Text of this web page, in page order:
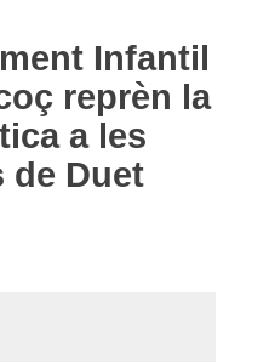
Infantil
reprèn la
a les
de Duet